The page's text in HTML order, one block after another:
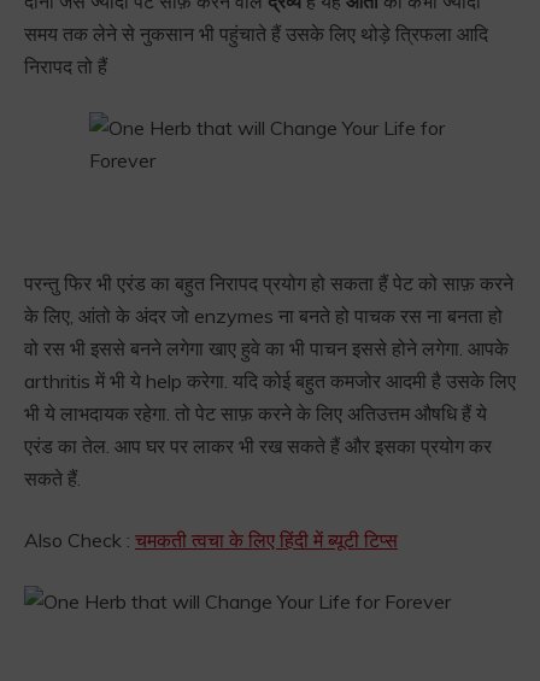
समय तक लेने से नुकसान भी पहुंचाते हैं उसके लिए थोड़े त्रिफला आदि
निरापद तो हैं
परन्तु फिर भी एरंड का बहुत निरापद प्रयोग हो सकता हैं पेट को साफ़ करने
के लिए, आंतो के अंदर जो enzymes ना बनते हो पाचक रस ना बनता हो
वो रस भी इससे बनने लगेगा खाए हुवे का भी पाचन इससे होने लगेगा. आपके
arthritis में भी ये help करेगा. यदि कोई बहुत कमजोर आदमी है उसके लिए
भी ये लाभदायक रहेगा. तो पेट साफ़ करने के लिए अतिउत्तम औषधि हैं ये
एरंड का तेल. आप घर पर लाकर भी रख सकते हैं और इसका प्रयोग कर
सकते हैं.
Also Check : चमकती त्वचा के लिए हिंदी में ब्यूटी टिप्स